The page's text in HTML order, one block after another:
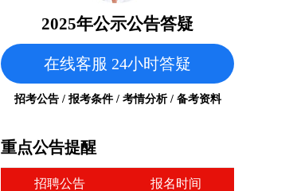
2025年公示公告答疑
在线客服 24小时答疑
招考公告 / 报考条件 / 考情分析 / 备考资料
重点公告提醒
招聘公告 报名时间